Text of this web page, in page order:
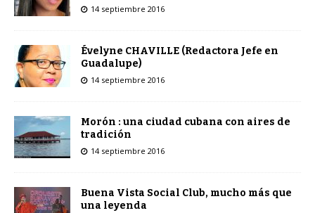
14 septiembre 2016
Évelyne CHAVILLE (Redactora Jefe en
Guadalupe)
14 septiembre 2016
Morón : una ciudad cubana con aires de
tradición
14 septiembre 2016
Buena Vista Social Club, mucho más que
una leyenda